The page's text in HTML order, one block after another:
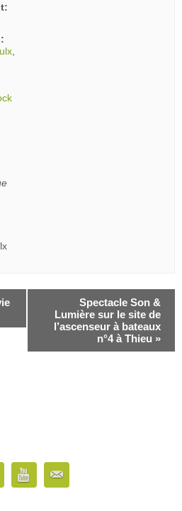
,
Spectacle Son &
Lumière sur le site de
l’ascenseur à bateaux
n°4 à Thieu »